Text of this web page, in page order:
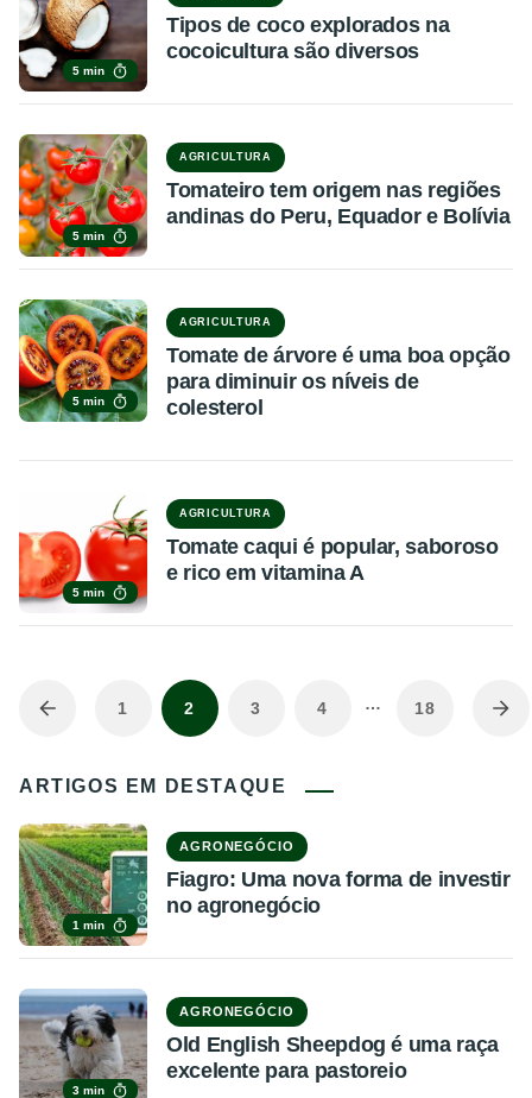
5 min
Tipos de coco explorados na
cocoicultura são diversos
5 min
AGRICULTURA
Tomateiro tem origem nas regiões
andinas do Peru, Equador e Bolívia
5 min
AGRICULTURA
Tomate de árvore é uma boa opção
para diminuir os níveis de
colesterol
5 min
AGRICULTURA
Tomate caqui é popular, saboroso
e rico em vitamina A
1 2 3 4 … 18
ARTIGOS EM DESTAQUE
1 min
AGRONEGÓCIO
Fiagro: Uma nova forma de investir
no agronegócio
3 min
AGRONEGÓCIO
Old English Sheepdog é uma raça
excelente para pastoreio